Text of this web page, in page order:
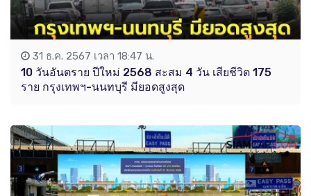
31 ธ.ค. 2567 เวลา 18:47 น.
10 วันอันตราย ปีใหม่ 2568 สะสม 4 วัน เสียชีวิต 175
ราย กรุงเทพฯ-นนทบุรี มียอดสูงสุด